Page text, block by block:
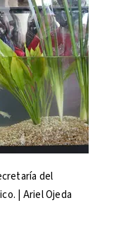
del
| Ariel Ojeda